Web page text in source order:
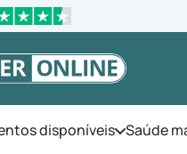
disponíveisAbra o
Saúde